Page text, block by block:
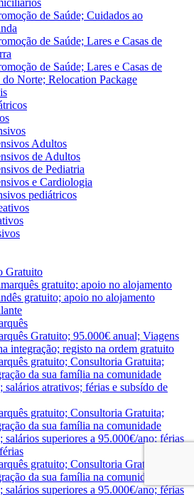
de Saúde; Cuidados ao
de Saúde; Lares e Casas de
de Saúde; Lares e Casas de
do Norte; Relocation Package
Adultos
de Adultos
de Pediatria
e Cardiologia
pediátricos
Gratuito
gratuito; apoio no alojamento
gratuito; apoio no alojamento
Gratuito; 95.000€ anual; Viagens
integração; registo na ordem gratuito
gratuito; Consultoria Gratuita;
da sua família na comunidade
salários atrativos; férias e subsído de
gratuito; Consultoria Gratuita;
da sua família na comunidade
salários superiores a 95.000€/ano; férias
gratuito; Consultoria Gratuita;
da sua família na comunidade
salários superiores a 95.000€/ano; férias